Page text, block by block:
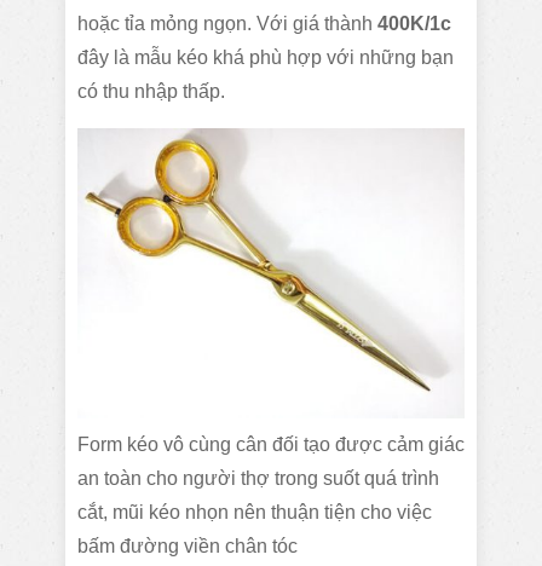
hoặc tỉa mỏng ngọn. Với giá thành 400K/1c
đây là mẫu kéo khá phù hợp với những bạn
có thu nhập thấp.
Form kéo vô cùng cân đối tạo được cảm giác
an toàn cho người thợ trong suốt quá trình
cắt, mũi kéo nhọn nên thuận tiện cho việc
bấm đường viền chân tóc